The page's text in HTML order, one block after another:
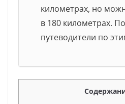
километрах, но
в 180 километрах.
путеводители по